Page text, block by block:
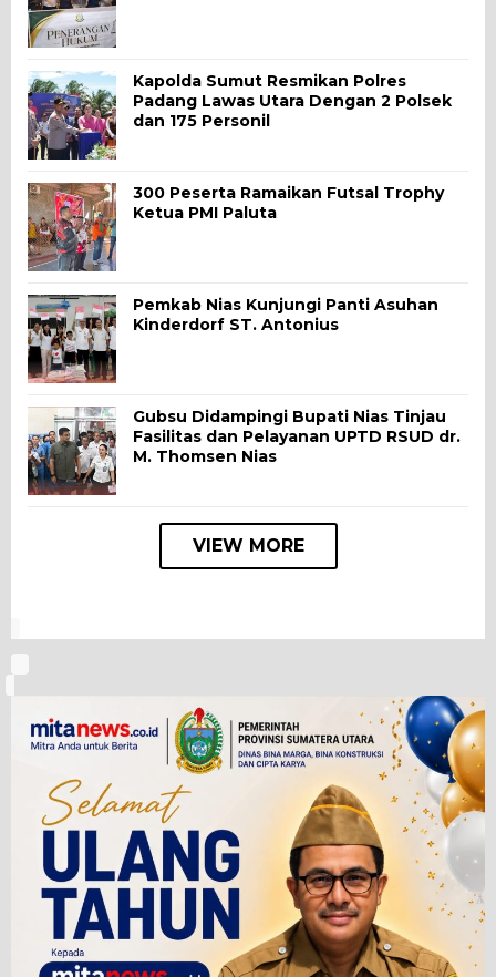
Kapolda Sumut Resmikan Polres
Padang Lawas Utara Dengan 2 Polsek
dan 175 Personil
300 Peserta Ramaikan Futsal Trophy
Ketua PMI Paluta
Pemkab Nias Kunjungi Panti Asuhan
Kinderdorf ST. Antonius
Gubsu Didampingi Bupati Nias Tinjau
Fasilitas dan Pelayanan UPTD RSUD dr.
M. Thomsen Nias
VIEW MORE